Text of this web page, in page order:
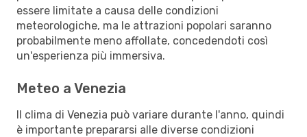
essere limitate a causa delle condizioni
meteorologiche, ma le attrazioni popolari saranno
probabilmente meno affollate, concedendoti così
un'esperienza più immersiva.
Meteo a Venezia
Il clima di Venezia può variare durante l'anno, quindi
è importante prepararsi alle diverse condizioni